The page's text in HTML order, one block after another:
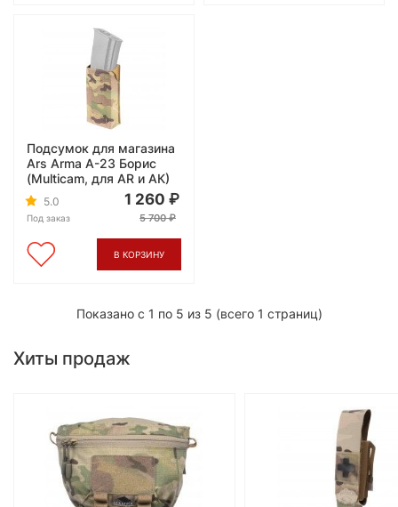
Подсумок для магазина
Ars Arma А-23 Борис
(Multicam, для AR и АК)
5.0
Под заказ
1 260
5 700
В КОРЗИНУ
Показано с 1 по 5 из 5 (всего 1 страниц)
Хиты продаж